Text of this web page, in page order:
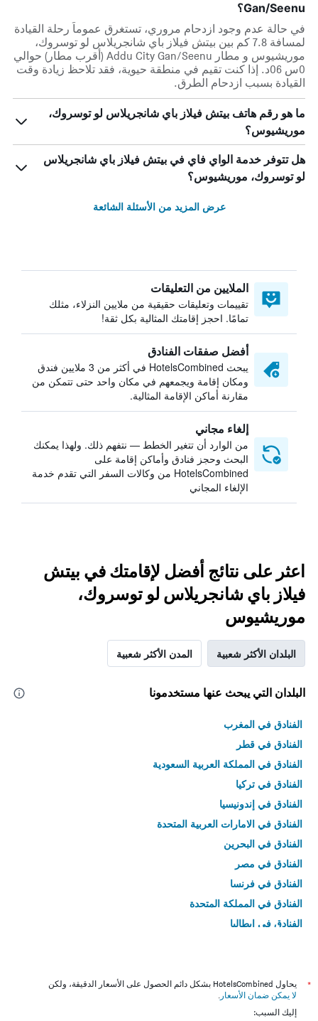
Gan/Seenu؟
في حالة عدم وجود ازدحام مروري، تستغرق عموماً رحلة القيادة
لمسافة 7.8 كم بين بيتش فيلاز باي شانجريلاس لو توسروك،
موريشيوس و مطار Addu City Gan/Seenu (أقرب مطار) حوالي
0س 06د. إذا كنت تقيم في منطقة حيوية، فقد تلاحظ زيادة وقت
القيادة بسبب ازدحام الطرق.
ما هو رقم هاتف بيتش فيلاز باي شانجريلاس لو توسروك،
موريشيوس؟
هل تتوفر خدمة الواي فاي في بيتش فيلاز باي شانجريلاس
لو توسروك، موريشيوس؟
عرض المزيد من الأسئلة الشائعة
الملايين من التعليقات
تقييمات وتعليقات حقيقية من ملايين النزلاء، مثلك
تمامًا. احجز إقامتك المثالية بكل ثقة!
أفضل صفقات الفنادق
يبحث HotelsCombined في أكثر من 3 ملايين فندق
ومكان إقامة ويجمعهم في مكان واحد حتى تتمكن من
مقارنة أماكن الإقامة المثالية.
إلغاء مجاني
من الوارد أن تتغير الخطط — نتفهم ذلك. ولهذا يمكنك
البحث وحجز فنادق وأماكن إقامة على
HotelsCombined من وكالات السفر التي تقدم خدمة
الإلغاء المجاني
اعثر على نتائج أفضل لإقامتك في بيتش
فيلاز باي شانجريلاس لو توسروك،
موريشيوس
البلدان الأكثر شعبية المدن الأكثر شعبية
البلدان التي يبحث عنها مستخدمونا
الفنادق في المغرب
الفنادق في قطر
الفنادق في المملكة العربية السعودية
الفنادق في تركيا
الفنادق في إندونيسيا
الفنادق في الامارات العربية المتحدة
الفنادق في البحرين
الفنادق في مصر
الفنادق في فرنسا
الفنادق في المملكة المتحدة
الفنادق في إيطاليا
*
يحاول HotelsCombined بشكل دائم الحصول على الأسعار الدقيقة، ولكن
لا يمكن ضمان الأسعار .
إليك السبب: